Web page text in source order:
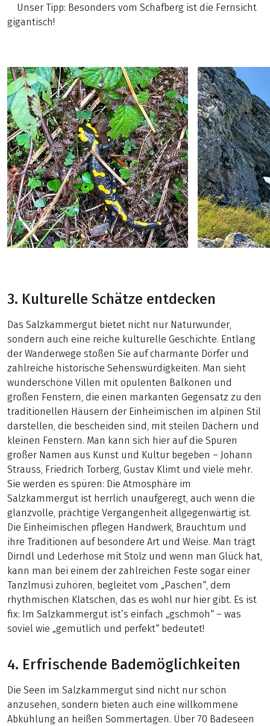
Unser Tipp: Besonders vom Schafberg ist die Fernsicht
gigantisch!
3. Kulturelle Schätze entdecken
Das Salzkammergut bietet nicht nur Naturwunder,
sondern auch eine reiche kulturelle Geschichte. Entlang
der Wanderwege stoßen Sie auf charmante Dörfer und
zahlreiche historische Sehenswürdigkeiten. Man sieht
wunderschöne Villen mit opulenten Balkonen und
großen Fenstern, die einen markanten Gegensatz zu den
traditionellen Häusern der Einheimischen im alpinen Stil
darstellen, die bescheiden sind, mit steilen Dächern und
kleinen Fenstern. Man kann sich hier auf die Spuren
großer Namen aus Kunst und Kultur begeben – Johann
Strauss, Friedrich Torberg, Gustav Klimt und viele mehr.
Sie werden es spüren: Die Atmosphäre im
Salzkammergut ist herrlich unaufgeregt, auch wenn die
glanzvolle, prächtige Vergangenheit allgegenwärtig ist.
Die Einheimischen pflegen Handwerk, Brauchtum und
ihre Traditionen auf besondere Art und Weise. Man trägt
Dirndl und Lederhose mit Stolz und wenn man Glück hat,
kann man bei einem der zahlreichen Feste sogar einer
Tanzlmusi zuhören, begleitet vom „Paschen“, dem
rhythmischen Klatschen, das es wohl nur hier gibt. Es ist
fix: Im Salzkammergut ist’s einfach „gschmoh“ – was
soviel wie „gemütlich und perfekt“ bedeutet!
4. Erfrischende Bademöglichkeiten
Die Seen im Salzkammergut sind nicht nur schön
anzusehen, sondern bieten auch eine willkommene
Abkühlung an heißen Sommertagen. Über 70 Badeseen